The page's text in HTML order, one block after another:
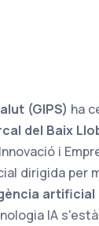
(GIPS) ha
del Baix
i
dirigida per
artificial
IA